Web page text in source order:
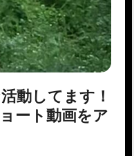
動してます！
ート動画をア